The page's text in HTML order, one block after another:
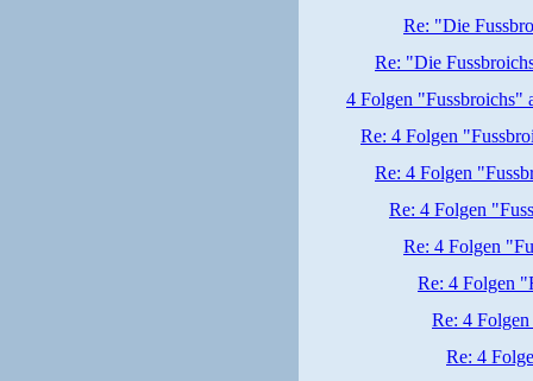
Re: "Die
Re: "Die
4 Folgen "Fussbroichs"
Re: 4 Folgen
Re: 4 Folgen
Re: 4 Folgen
Re: 4 Folgen
Re: 4 Folgen
Re: 4
Re: 4